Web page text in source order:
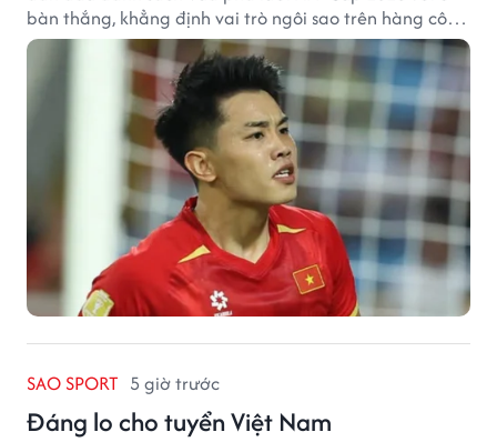
bàn thắng, khẳng định vai trò ngôi sao trên hàng công
tuyển Việt Nam.
SAO SPORT 5 giờ trước
Đáng lo cho tuyển Việt Nam